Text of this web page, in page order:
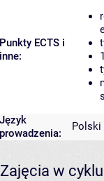
Punkty ECTS i
inne:
Język
prowadzenia:
Polski
Zajęcia w